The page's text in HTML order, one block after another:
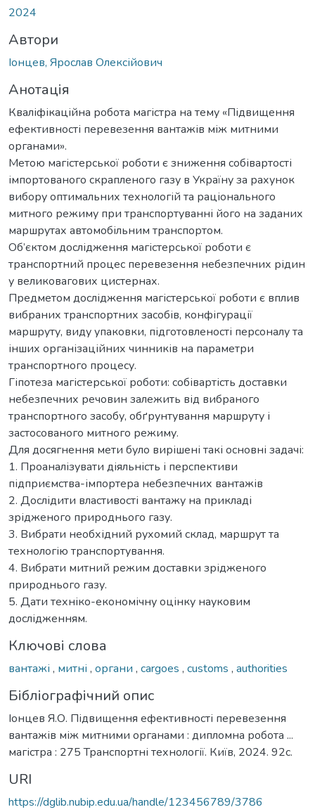
2024
Автори
Іонцев, Ярослав Олексійович
Анотація
Кваліфікаційна робота магістра на тему «Підвищення
ефективності перевезення вантажів між митними
органами».
Метою магістерської роботи є зниження собівартості
імпортованого скрапленого газу в Україну за рахунок
вибору оптимальних технологій та раціонального
митного режиму при транспортуванні його на заданих
маршрутах автомобільним транспортом.
Об’єктом дослідження магістерської роботи є
транспортний процес перевезення небезпечних рідин
у великовагових цистернах.
Предметом дослідження магістерської роботи є вплив
вибраних транспортних засобів, конфігурації
маршруту, виду упаковки, підготовленості персоналу та
інших організаційних чинників на параметри
транспортного процесу.
Гіпотеза магістерської роботи: собівартість доставки
небезпечних речовин залежить від вибраного
транспортного засобу, обґрунтування маршруту і
застосованого митного режиму.
Для досягнення мети було вирішені такі основні задачі:
1. Проаналізувати діяльність і перспективи
підприємства-імпортера небезпечних вантажів
2. Дослідити властивості вантажу на прикладі
зрідженого природнього газу.
3. Вибрати необхідний рухомий склад, маршрут та
технологію транспортування.
4. Вибрати митний режим доставки зрідженого
природнього газу.
5. Дати техніко-економічну оцінку науковим
дослідженням.
Ключові слова
вантажі , митні , органи , cargoes , customs , authorities
Бібліографічний опис
Іонцев Я.О. Підвищення ефективності перевезення
вантажів між митними органами : дипломна робота ...
магістра : 275 Транспортні технології. Київ, 2024. 92с.
URI
https://dglib.nubip.edu.ua/handle/123456789/3786